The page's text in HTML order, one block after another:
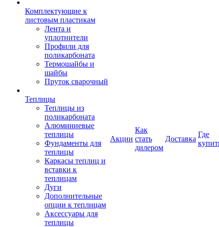
Комплектующие к
листовым пластикам
Лента и
уплотнители
Профили для
поликарбоната
Термошайбы и
шайбы
Пруток сварочный
Теплицы
Теплицы из
поликарбоната
Алюминиевые
теплицы
Фундаменты для
теплицы
Каркасы теплиц и
вставки к
теплицам
Дуги
Дополнительные
опции к теплицам
Аксессуары для
теплицы
Акции
Как
стать
дилером
Доставка
Где